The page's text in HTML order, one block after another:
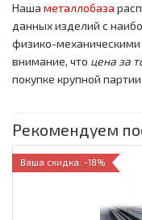
Наша металлобаза
данных изделий с
физико-механическими
внимание, что цена за
покупке крупной партии.
Рекомендуем
Ваша скидка: -18%